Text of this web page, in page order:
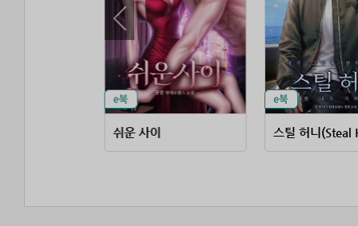
쉬운 사이 스틸 허니(Steal